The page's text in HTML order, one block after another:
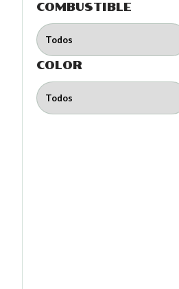
COMBUSTIBLE
COLOR